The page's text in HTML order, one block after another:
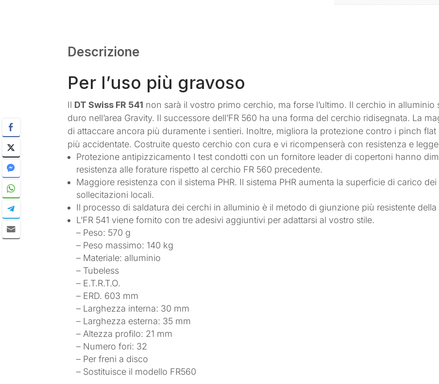
Descrizione
Per l’uso più gravoso
Il DT Swiss FR 541 non sarà il vostro primo cerchio, ma forse l’ultimo. Il cerchio in alluminio
duro nell’area Gravity. Il successore dell’FR 560 ha una forma del cerchio ridisegnata. La
di attaccare ancora più duramente i sentieri. Inoltre, migliora la protezione contro i pinch
più accidentate. Costruite questo cerchio con cura e vi ricompenserà con resistenza e
Protezione antipizzicamento I test condotti con un fornitore leader di copertoni hanno
resistenza alle forature rispetto al cerchio FR 560 precedente.
Maggiore resistenza con il sistema PHR. Il sistema PHR aumenta la superficie di carico
sollecitazioni locali.
Il processo di saldatura dei cerchi in alluminio è il metodo di giunzione più resistente
L’FR 541 viene fornito con tre adesivi aggiuntivi per adattarsi al vostro stile.
– Peso: 570 g
– Peso massimo: 140 kg
– Materiale: alluminio
– Tubeless
– E.T.R.T.O.
– ERD. 603 mm
– Larghezza interna: 30 mm
– Larghezza esterna: 35 mm
– Altezza profilo: 21 mm
– Numero fori: 32
– Per freni a disco
– Sostituisce il modello FR560